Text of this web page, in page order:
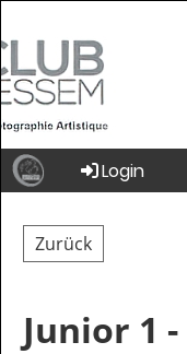
Login
Zurück
Junior 1